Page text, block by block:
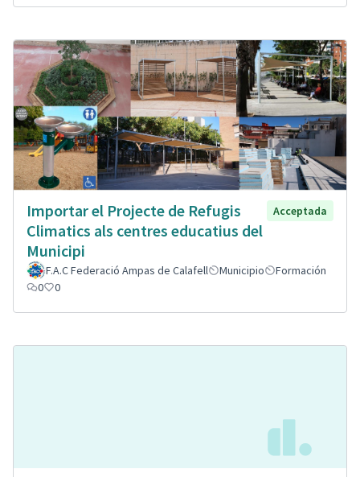
Importar el Projecte de Refugis
Climatics als centres educatius del
Municipi
Acceptada
F.A.C Federació Ampas de Calafell Municipio
Formación
0
0